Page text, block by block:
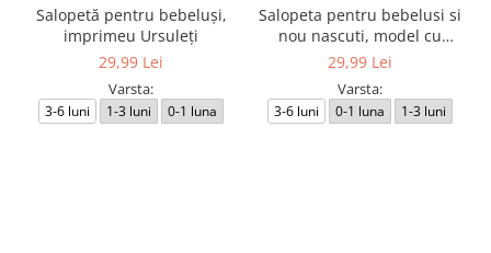
Salopetă pentru bebeluși,
imprimeu Ursuleți
29,99 Lei
Varsta:
3-6 luni 1-3 luni 0-1 luna
Salopeta pentru bebelusi si
nou nascuti, model cu
Ursuleti
29,99 Lei
Varsta:
3-6 luni 0-1 luna 1-3 luni